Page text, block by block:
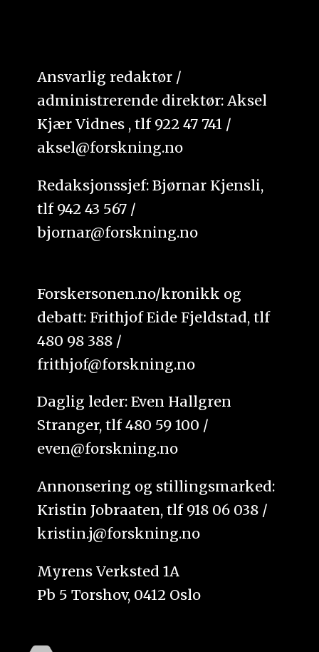
Ansvarlig redaktør /
administrerende direktør: Aksel
Kjær Vidnes , tlf 922 47 741 /
aksel@forskning.no
Redaksjonssjef: Bjørnar Kjensli,
tlf 942 43 567 /
bjornar@forskning.no
Forskersonen.no/kronikk og
debatt: Frithjof Eide Fjeldstad, tlf
480 98 388 /
frithjof@forskning.no
Daglig leder: Even Hallgren
Stranger, tlf 480 59 100 /
even@forskning.no
Annonsering og stillingsmarked:
Kristin Jobraaten, tlf 918 06 038 /
kristin.j@forskning.no
Myrens Verksted 1A
Pb 5 Torshov, 0412 Oslo